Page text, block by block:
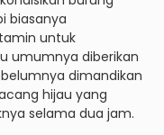
biasanya
untuk
umumnya diberikan
dimandikan
hijau yang
selama dua jam.